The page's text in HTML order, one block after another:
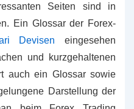
Seiten sind in
Ein Glossar der Forex-
Devisen eingesehen
und kurzgehaltenen
auch ein Glossar sowie
Darstellung der